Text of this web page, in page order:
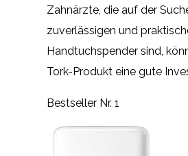
Zahnärzte, die auf der
zuverlässigen und
Handtuchspender sind,
Tork-Produkt eine gute
Bestseller Nr. 1